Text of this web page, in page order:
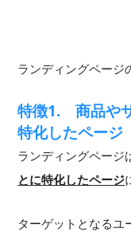
ランディングページ
特徴1. 商品や
特化したページ
ランディングページ
とに特化したページ
ターゲットとなるユ